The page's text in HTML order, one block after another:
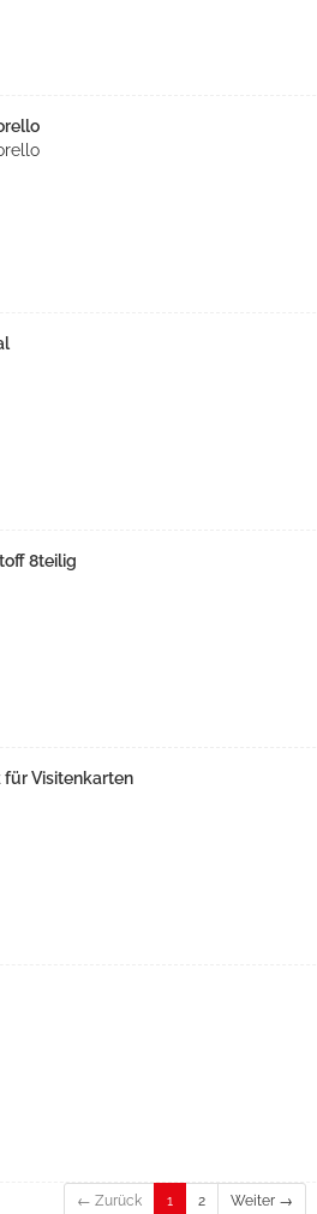
8teilig
für Visitenkarten
← Zurück 1 2 Weiter →